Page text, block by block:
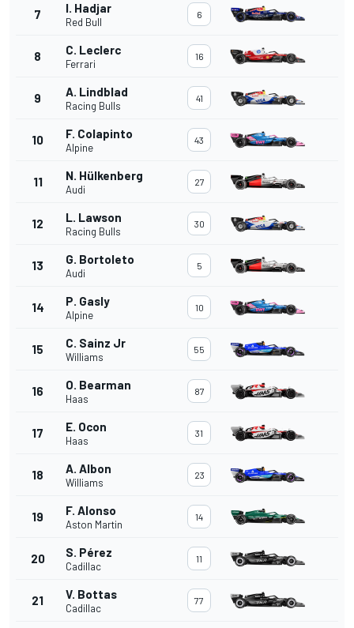
7 I. Hadjar
Red Bull
6
8 C. Leclerc
Ferrari
16
9 A. Lindblad
Racing Bulls
41
10 F. Colapinto
Alpine
43
11 N. Hülkenberg
Audi
27
12 L. Lawson
Racing Bulls
30
13 G. Bortoleto
Audi
5
14 P. Gasly
Alpine
10
15 C. Sainz Jr
Williams
55
16 O. Bearman
Haas
87
17 E. Ocon
Haas
31
18 A. Albon
Williams
23
19 F. Alonso
Aston Martin
14
20 S. Pérez
Cadillac
11
21 V. Bottas
Cadillac
77